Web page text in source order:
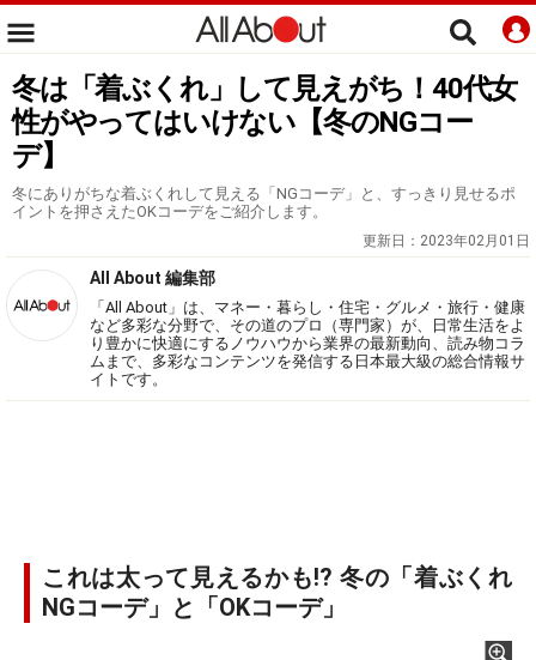
冬は「着ぶくれ」して見えがち！40代女
性がやってはいけない【冬のNGコー
デ】
冬にありがちな着ぶくれして見える「NGコーデ」と、すっきり見せるポ
イントを押さえたOKコーデをご紹介します。
更新日： 2023年02月01日
All About 編集部
「All About」は、マネー・暮らし・住宅・グルメ・旅行・健康
など多彩な分野で、その道のプロ（専門家）が、日常生活をよ
り豊かに快適にするノウハウから業界の最新動向、読み物コラ
ムまで、多彩なコンテンツを発信する日本最大級の総合情報サ
イトです。
これは太って見えるかも!? 冬の「着ぶくれ
NGコーデ」と「OKコーデ」